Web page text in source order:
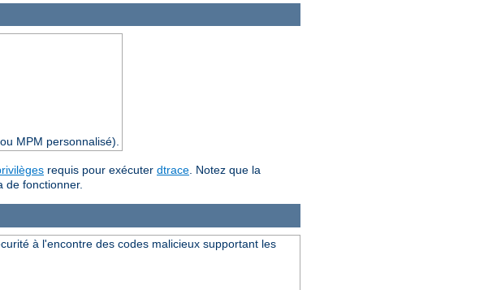
MPM personnalisé).
requis pour exécuter dtrace. Notez que la
de fonctionner.
à l'encontre des codes malicieux supportant les